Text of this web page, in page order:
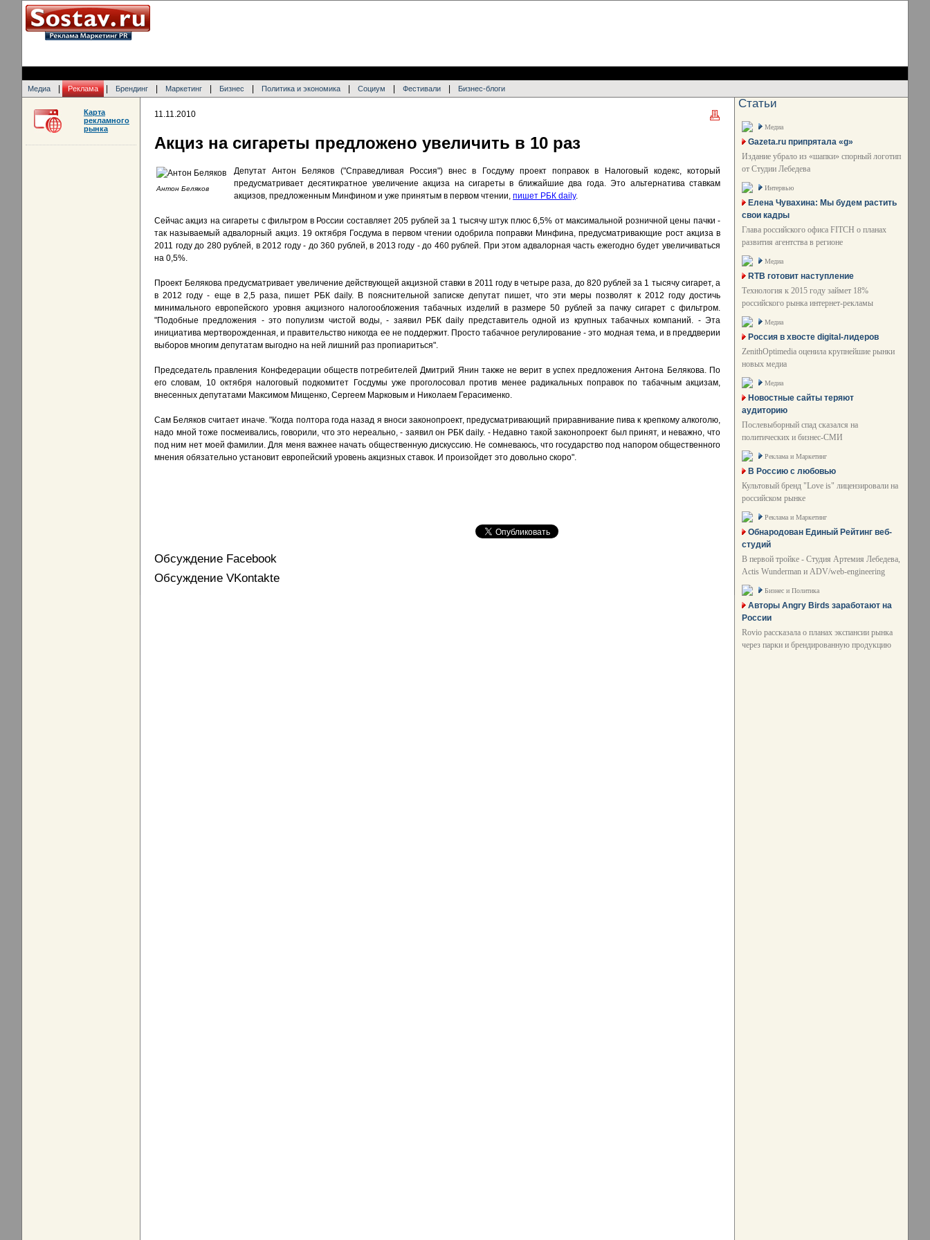
Медиа Реклама Брендинг Маркетинг Бизнес Политика и экономика Социум Фестивали Бизнес-блоги
11.11.2010
Акциз на сигареты предложено увеличить в 10 раз
Антон Беляков
Депутат Антон Беляков ("Справедливая Россия") внес в Госдуму проект поправок в Налоговый кодекс, который
предусматривает десятикратное увеличение акциза на сигареты в ближайшие два года. Это альтернатива ставкам
акцизов, предложенным Минфином и уже принятым в первом чтении, пишет РБК daily.
Сейчас акциз на сигареты с фильтром в России составляет 205 рублей за 1 тысячу штук плюс 6,5% от максимальной розничной цены пачки -
так называемый адвалорный акциз. 19 октября Госдума в первом чтении одобрила поправки Минфина, предусматривающие рост акциза в
2011 году до 280 рублей, в 2012 году - до 360 рублей, в 2013 году - до 460 рублей. При этом адвалорная часть ежегодно будет увеличиваться
на 0,5%.
Проект Белякова предусматривает увеличение действующей акцизной ставки в 2011 году в четыре раза, до 820 рублей за 1 тысячу сигарет, а
в 2012 году - еще в 2,5 раза, пишет РБК daily. В пояснительной записке депутат пишет, что эти меры позволят к 2012 году достичь
минимального европейского уровня акцизного налогообложения табачных изделий в размере 50 рублей за пачку сигарет с фильтром.
"Подобные предложения - это популизм чистой воды, - заявил РБК daily представитель одной из крупных табачных компаний. - Эта
инициатива мертворожденная, и правительство никогда ее не поддержит. Просто табачное регулирование - это модная тема, и в преддверии
выборов многим депутатам выгодно на ней лишний раз пропиариться".
Председатель правления Конфедерации обществ потребителей Дмитрий Янин также не верит в успех предложения Антона Белякова. По
его словам, 10 октября налоговый подкомитет Госдумы уже проголосовал против менее радикальных поправок по табачным акцизам,
внесенных депутатами Максимом Мищенко, Сергеем Марковым и Николаем Герасименко.
Сам Беляков считает иначе. "Когда полтора года назад я вноси законопроект, предусматривающий приравнивание пива к крепкому алкоголю,
надо мной тоже посмеивались, говорили, что это нереально, - заявил он РБК daily. - Недавно такой законопроект был принят, и неважно, что
под ним нет моей фамилии. Для меня важнее начать общественную дискуссию. Не сомневаюсь, что государство под напором общественного
мнения обязательно установит европейский уровень акцизных ставок. И произойдет это довольно скоро".
Обсуждение Facebook
Обсуждение VKontakte
Карта
рекламного
рынка
Статьи
Медиа
Gazeta.ru припрятала «g»
Издание убрало из «шапки» спорный логотип
от Студии Лебедева
Интервью
Елена Чувахина: Мы будем растить
свои кадры
Глава российского офиса FITCH о планах
развития агентства в регионе
Медиа
RTB готовит наступление
Технология к 2015 году займет 18%
российского рынка интернет-рекламы
Медиа
Россия в хвосте digital-лидеров
ZenithOptimedia оценила крупнейшие рынки
новых медиа
Медиа
Новостные сайты теряют
аудиторию
Послевыборный спад сказался на
политических и бизнес-СМИ
Реклама и Маркетинг
В Россию с любовью
Культовый бренд "Love is" лицензировали на
российском рынке
Реклама и Маркетинг
Обнародован Единый Рейтинг веб-
студий
В первой тройке - Студия Артемия Лебедева,
Actis Wunderman и ADV/web-engineering
Бизнес и Политика
Авторы Angry Birds заработают на
России
Rovio рассказала о планах экспансии рынка
через парки и брендированную продукцию